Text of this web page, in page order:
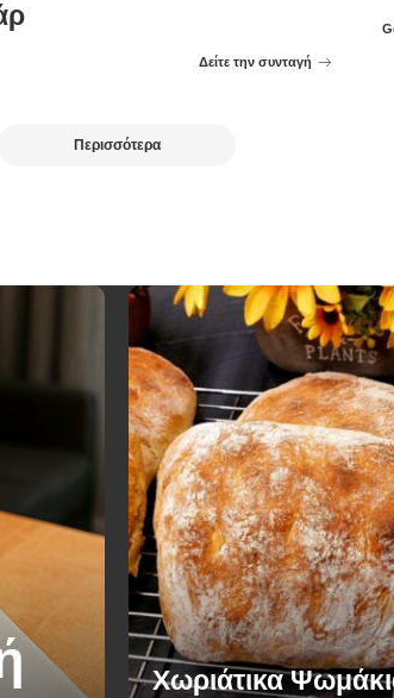
Δείτε την συνταγή
Περισσότερα
Χωριάτικα